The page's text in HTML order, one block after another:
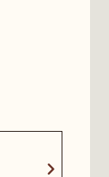
chevron_right